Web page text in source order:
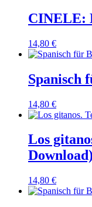
CINELE:
14,80 €
Spanisch
14,80 €
Los
Download)
14,80 €